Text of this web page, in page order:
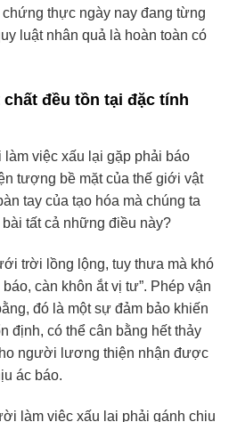
thực ngày nay đang từng
luật nhân quả là hoàn toàn có
đều tồn tại đặc tính
việc xấu lại gặp phải báo
tượng bề mặt của thế giới vật
tay của tạo hóa mà chúng ta
tất cả những điều này?
trời lồng lộng, tuy thưa mà khó
báo, càn khôn ắt vị tư”. Phép vận
đó là một sự đảm bảo khiến
định, có thể cân bằng hết thảy
người lương thiện nhận được
ác báo.
làm việc xấu lại phải gánh chịu